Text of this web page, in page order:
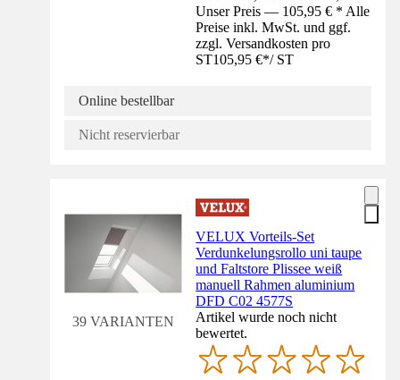
Unser Preis — 105,95 € * Alle
Preise inkl. MwSt. und ggf.
zzgl. Versandkosten pro
ST105,95 €*/ ST
Online bestellbar
Nicht reservierbar
39 VARIANTEN
VELUX Vorteils-Set
Verdunkelungsrollo uni taupe
und Faltstore Plissee weiß
manuell Rahmen aluminium
DFD C02 4577S
Artikel wurde noch nicht
bewertet.